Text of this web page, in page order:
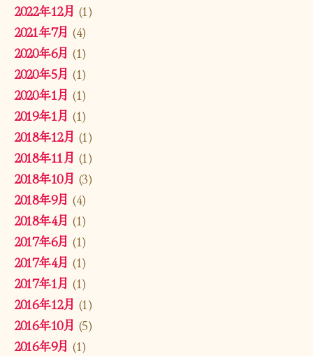
2022年12月 (1)
2021年7月 (4)
2020年6月 (1)
2020年5月 (1)
2020年1月 (1)
2019年1月 (1)
2018年12月 (1)
2018年11月 (1)
2018年10月 (3)
2018年9月 (4)
2018年4月 (1)
2017年6月 (1)
2017年4月 (1)
2017年1月 (1)
2016年12月 (1)
2016年10月 (5)
2016年9月 (1)